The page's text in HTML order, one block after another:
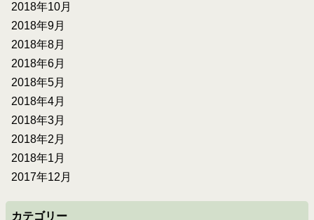
2018年10月
2018年9月
2018年8月
2018年6月
2018年5月
2018年4月
2018年3月
2018年2月
2018年1月
2017年12月
カテゴリー